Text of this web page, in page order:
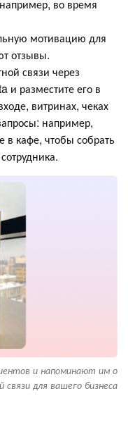
во время
мотивацию для
отзывы.
связи через
и разместите его в
витринах, чеках
например,
в кафе, чтобы собрать
и напоминают им о
для вашего бизнеса